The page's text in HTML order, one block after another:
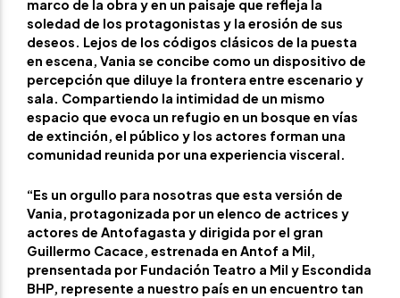
marco de la obra y en un paisaje que refleja la
soledad de los protagonistas y la erosión de sus
deseos. Lejos de los códigos clásicos de la puesta
en escena, Vania se concibe como un dispositivo de
percepción que diluye la frontera entre escenario y
sala. Compartiendo la intimidad de un mismo
espacio que evoca un refugio en un bosque en vías
de extinción, el público y los actores forman una
comunidad reunida por una experiencia visceral.
“Es un orgullo para nosotras que esta versión de
Vania, protagonizada por un elenco de actrices y
actores de Antofagasta y dirigida por el gran
Guillermo Cacace, estrenada en Antof a Mil,
prensentada por Fundación Teatro a Mil y Escondida
BHP, represente a nuestro país en un encuentro tan